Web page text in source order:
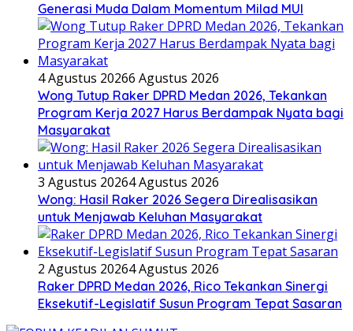
Generasi Muda Dalam Momentum Milad MUI
4 Agustus 20266 Agustus 2026
Wong Tutup Raker DPRD Medan 2026, Tekankan
Program Kerja 2027 Harus Berdampak Nyata bagi
Masyarakat
3 Agustus 20264 Agustus 2026
Wong: Hasil Raker 2026 Segera Direalisasikan
untuk Menjawab Keluhan Masyarakat
2 Agustus 20264 Agustus 2026
Raker DPRD Medan 2026, Rico Tekankan Sinergi
Eksekutif-Legislatif Susun Program Tepat Sasaran